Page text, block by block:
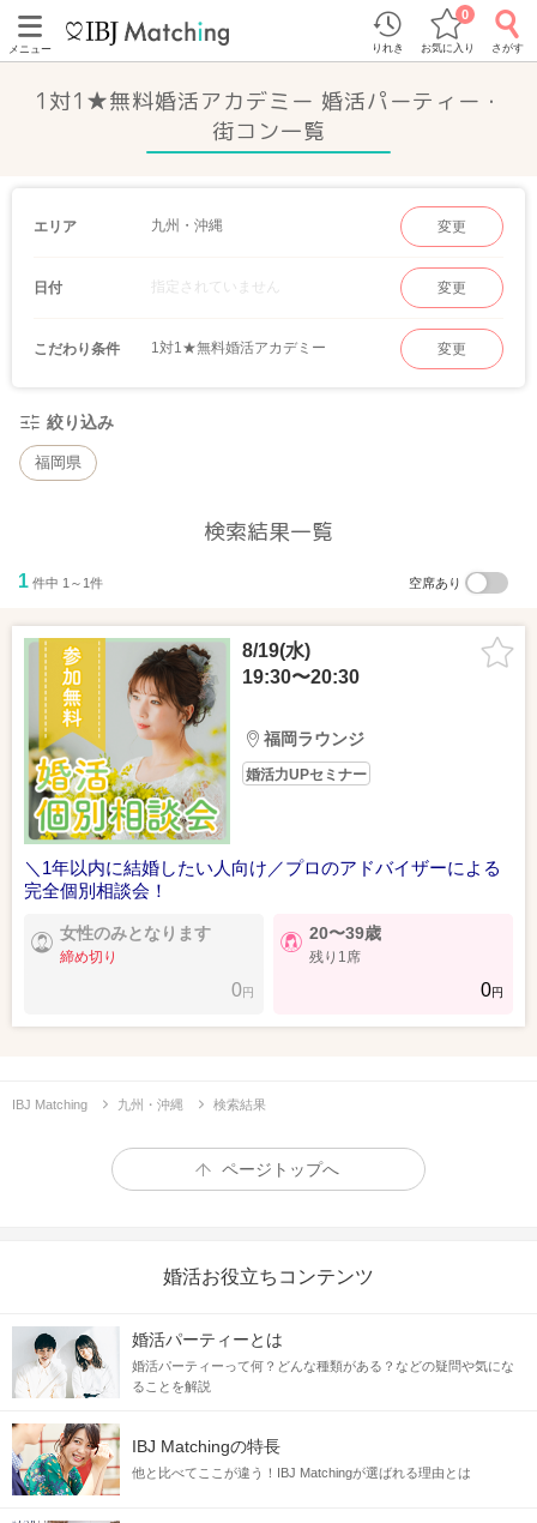
メニュー りれき お気に入り
0
さがす
1対1★無料婚活アカデミー 婚活パーティー・
街コン一覧
エリア 九州・沖縄 変更
日付 指定されていません 変更
こだわり条件 1対1★無料婚活アカデミー 変更
絞り込み
福岡県
検索結果一覧
1 件中 1～1件 空席あり
8/19(水)
19:30〜20:30
福岡ラウンジ
婚活力UPセミナー
＼1年以内に結婚したい人向け／プロのアドバイザーによる
完全個別相談会！
女性のみとなります
締め切り
0円
20〜39歳
残り1席
0円
IBJ Matching 九州・沖縄 検索結果
ページトップへ
婚活お役立ちコンテンツ
婚活パーティーとは
婚活パーティーって何？どんな種類がある？などの疑問や気にな
ることを解説
IBJ Matchingの特長
他と比べてここが違う！IBJ Matchingが選ばれる理由とは